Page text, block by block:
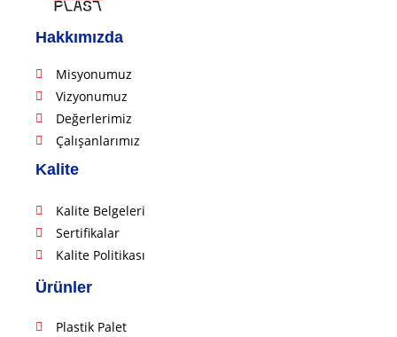
Hakkımızda
Misyonumuz
Vizyonumuz
Değerlerimiz
Çalışanlarımız
Kalite
Kalite Belgeleri
Sertifikalar
Kalite Politikası
Ürünler
Plastik Palet